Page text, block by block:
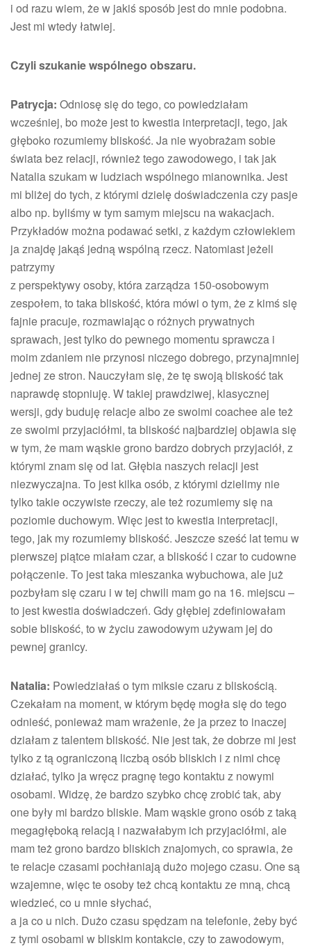
i od razu wiem, że w jakiś sposób jest do mnie podobna.
Jest mi wtedy łatwiej.
Czyli szukanie wspólnego obszaru.
Patrycja: Odniosę się do tego, co powiedziałam
wcześniej, bo może jest to kwestia interpretacji, tego, jak
głęboko rozumiemy bliskość. Ja nie wyobrażam sobie
świata bez relacji, również tego zawodowego, i tak jak
Natalia szukam w ludziach wspólnego mianownika. Jest
mi bliżej do tych, z którymi dzielę doświadczenia czy pasje
albo np. byliśmy w tym samym miejscu na wakacjach.
Przykładów można podawać setki, z każdym człowiekiem
ja znajdę jakąś jedną wspólną rzecz. Natomiast jeżeli
patrzymy
z perspektywy osoby, która zarządza 150-osobowym
zespołem, to taka bliskość, która mówi o tym, że z kimś się
fajnie pracuje, rozmawiając o różnych prywatnych
sprawach, jest tylko do pewnego momentu sprawcza i
moim zdaniem nie przynosi niczego dobrego, przynajmniej
jednej ze stron. Nauczyłam się, że tę swoją bliskość tak
naprawdę stopniuję. W takiej prawdziwej, klasycznej
wersji, gdy buduję relacje albo ze swoimi coachee ale też
ze swoimi przyjaciółmi, ta bliskość najbardziej objawia się
w tym, że mam wąskie grono bardzo dobrych przyjaciół, z
którymi znam się od lat. Głębia naszych relacji jest
niezwyczajna. To jest kilka osób, z którymi dzielimy nie
tylko takie oczywiste rzeczy, ale też rozumiemy się na
poziomie duchowym. Więc jest to kwestia interpretacji,
tego, jak my rozumiemy bliskość. Jeszcze sześć lat temu w
pierwszej piątce miałam czar, a bliskość i czar to cudowne
połączenie. To jest taka mieszanka wybuchowa, ale już
pozbyłam się czaru i w tej chwili mam go na 16. miejscu –
to jest kwestia doświadczeń. Gdy głębiej zdefiniowałam
sobie bliskość, to w życiu zawodowym używam jej do
pewnej granicy.
Natalia: Powiedziałaś o tym miksie czaru z bliskością.
Czekałam na moment, w którym będę mogła się do tego
odnieść, ponieważ mam wrażenie, że ja przez to inaczej
działam z talentem bliskość. Nie jest tak, że dobrze mi jest
tylko z tą ograniczoną liczbą osób bliskich i z nimi chcę
działać, tylko ja wręcz pragnę tego kontaktu z nowymi
osobami. Widzę, że bardzo szybko chcę zrobić tak, aby
one były mi bardzo bliskie. Mam wąskie grono osób z taką
megagłęboką relacją i nazwałabym ich przyjaciółmi, ale
mam też grono bardzo bliskich znajomych, co sprawia, że
te relacje czasami pochłaniają dużo mojego czasu. One są
wzajemne, więc te osoby też chcą kontaktu ze mną, chcą
wiedzieć, co u mnie słychać,
a ja co u nich. Dużo czasu spędzam na telefonie, żeby być
z tymi osobami w bliskim kontakcie, czy to zawodowym,